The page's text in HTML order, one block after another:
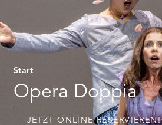
DAS THEATER ÖFFNEN
THEATERPÄDAGOGIK ÖFFNEN
BESUCH ÖFFNEN
Start
Opera Doppia
JETZT ONLINE RESERVIEREN!